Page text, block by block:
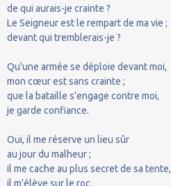
de qui aurais-je crainte ?
Le Seigneur est le rempart de ma vie ;
devant qui tremblerais-je ?
Qu'une armée se déploie devant moi,
mon cœur est sans crainte ;
que la bataille s'engage contre moi,
je garde confiance.
Oui, il me réserve un lieu sûr
au jour du malheur ;
il me cache au plus secret de sa tente,
il m'élève sur le roc.